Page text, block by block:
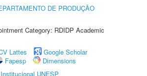
DE PRODUÇÃO
Category: RDIDP Academic
Lattes
Google Scholar
Fapesp
Dimensions
UNESP